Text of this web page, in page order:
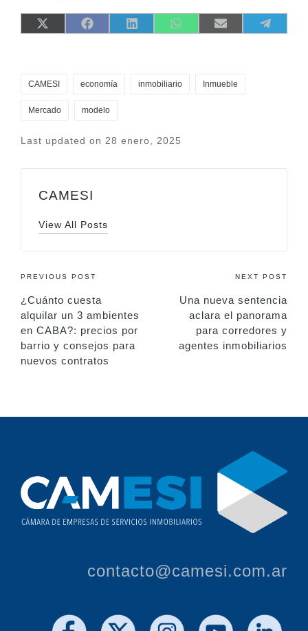
Share
on
X
t
t
r
Share
on
F
o
o
Share
on
L
d
I
Share
on
W
A
p
Share
on
E
Share
on
CAMESI economía inmobiliario Inmueble
Mercado modelo
Last updated on 28 enero, 2025
CAMESI
View All Posts
Post
navigation
PREVIOUS POST
¿Cuánto cuesta
alquilar un 3 ambientes
en CABA?: precios por
barrio y consejos para
nuevos contratos
NEXT POST
Una nueva sentencia
aclara el panorama
para corredores y
agentes inmobiliarios
contacto@camesi.com.ar